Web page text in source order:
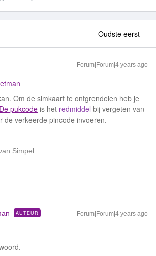
Oudste eerst
Forum|Forum|4 years ago
Om de simkaart te ontgrendelen heb je
De pukcode is het redmiddel bij vergeten van
de verkeerde pincode invoeren.
Simpel.
AUTEUR Forum|Forum|4 years ago